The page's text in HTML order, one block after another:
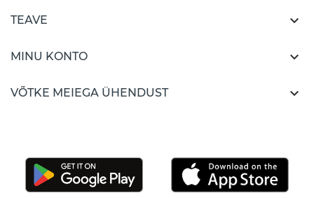
TEAVE 
MINU KONTO 
VÕTKE MEIEGA ÜHENDUST 